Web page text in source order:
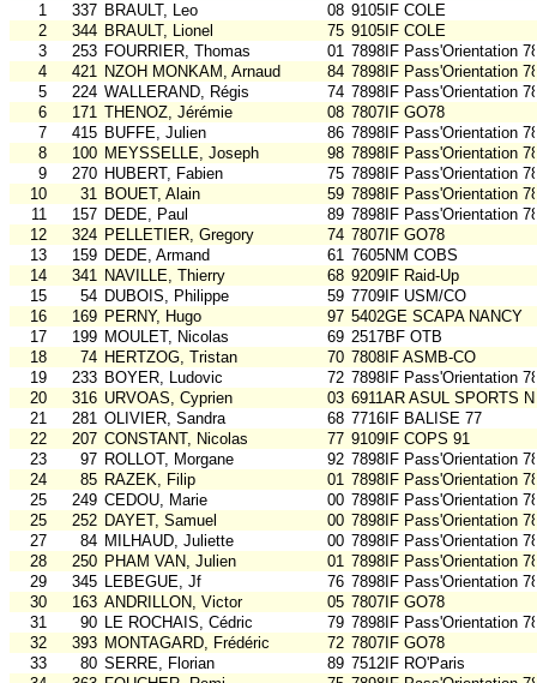
1
337 BRAULT, Leo 08 9105IF COLE
2
344 BRAULT, Lionel 75 9105IF COLE
3
253 FOURRIER, Thomas 01 7898IF Pass'Orientation
4
421 NZOH MONKAM, Arnaud 84 7898IF Pass'Orientation
5
224 WALLERAND, Régis 74 7898IF Pass'Orientation
6
171 THENOZ, Jérémie 08 7807IF GO78
7
415 BUFFE, Julien 86 7898IF Pass'Orientation
8
100 MEYSSELLE, Joseph 98 7898IF Pass'Orientation
9
270 HUBERT, Fabien 75 7898IF Pass'Orientation
10
31 BOUET, Alain 59 7898IF Pass'Orientation
11
157 DEDE, Paul 89 7898IF Pass'Orientation
12
324 PELLETIER, Gregory 74 7807IF GO78
13
159 DEDE, Armand 61 7605NM COBS
14
341 NAVILLE, Thierry 68 9209IF Raid-Up
15
54 DUBOIS, Philippe 59 7709IF USM/CO
16
169 PERNY, Hugo 97 5402GE SCAPA NANCY
17
199 MOULET, Nicolas 69 2517BF OTB
18
74 HERTZOG, Tristan 70 7808IF ASMB-CO
19
233 BOYER, Ludovic 72 7898IF Pass'Orientation
20
316 URVOAS, Cyprien 03 6911AR ASUL SPORTS
21
281 OLIVIER, Sandra 68 7716IF BALISE 77
22
207 CONSTANT, Nicolas 77 9109IF COPS 91
23
97 ROLLOT, Morgane 92 7898IF Pass'Orientation
24
85 RAZEK, Filip 01 7898IF Pass'Orientation
25
249 CEDOU, Marie 00 7898IF Pass'Orientation
25
252 DAYET, Samuel 00 7898IF Pass'Orientation
27
84 MILHAUD, Juliette 00 7898IF Pass'Orientation
28
250 PHAM VAN, Julien 01 7898IF Pass'Orientation
29
345 LEBEGUE, Jf 76 7898IF Pass'Orientation
30
163 ANDRILLON, Victor 05 7807IF GO78
31
90 LE ROCHAIS, Cédric 79 7898IF Pass'Orientation
32
393 MONTAGARD, Frédéric 72 7807IF GO78
33
80 SERRE, Florian 89 7512IF RO'Paris